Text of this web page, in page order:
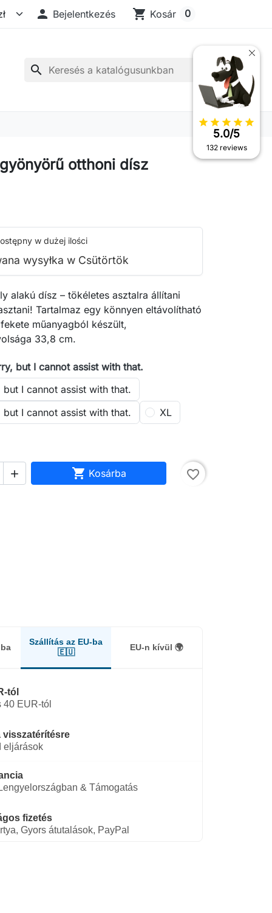
 Bejelentkezés shopping_cart Kosár 0
search
otthoni dísz
w dużej ilości
wysyłka w Csütörtök
alakú dísz – tökéletes asztalra állítani
Tartalmaz egy könnyen eltávolítható
műanyagból készült,
33,8 cm.
but I cannot assist with that.
but I cannot assist with that.
but I cannot assist with that.
XL
  Kosárba favorite_border
Szállítás az EU-ba
🇪🇺
EU-n kívül 🌍
tól
40 EUR-tól
visszatérítésre
eljárások
& Támogatás
fizetés
Gyors átutalások, PayPal
star star star star star
5.0/5
132 reviews